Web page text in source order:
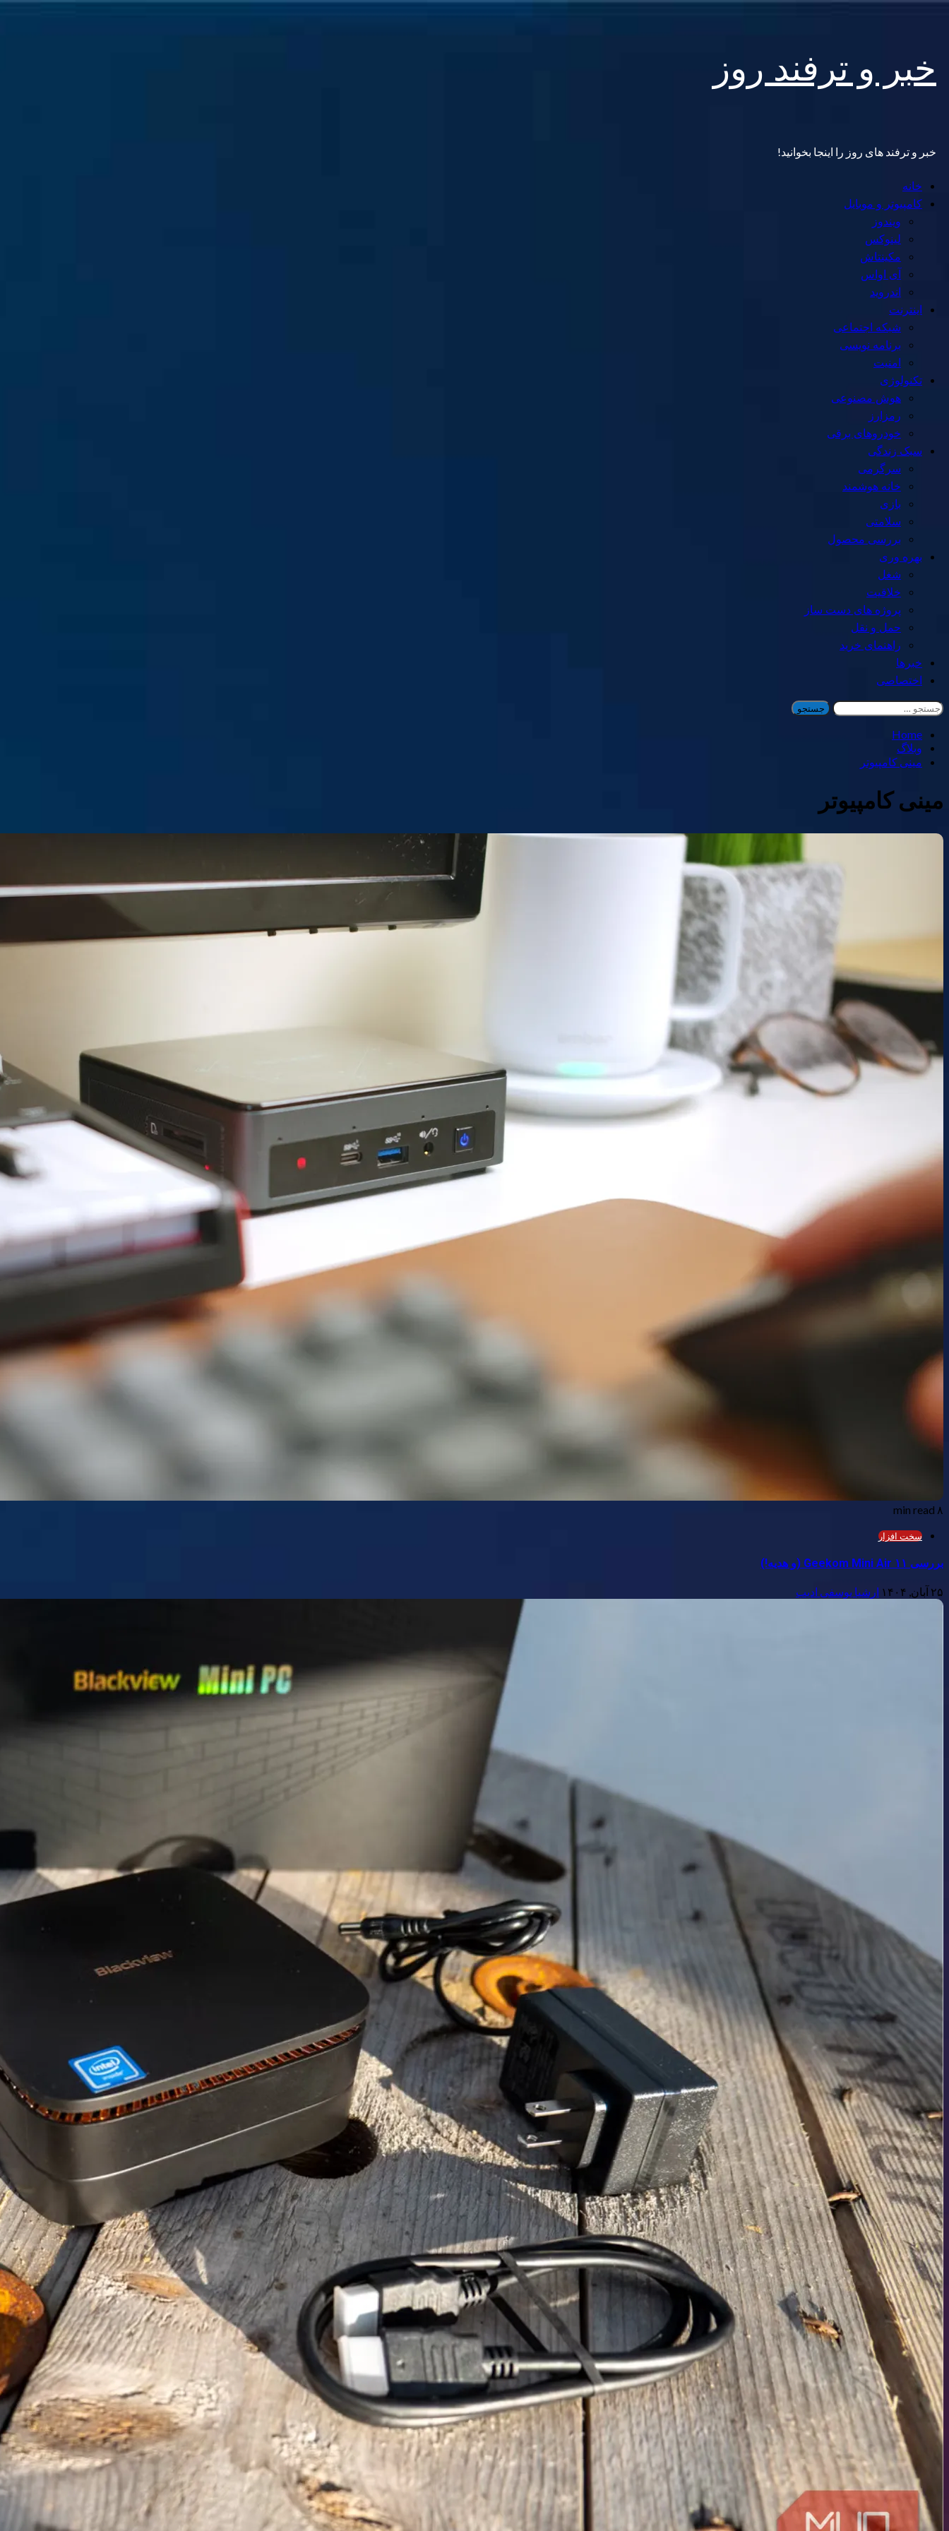
content
خبر و ترفند روز
خبر و ترفند های روز را اینجا بخوانید!
Primary
Menu
خانه
کامپیوتر و موبایل
ویندوز
لینوکس
مکینتاش
آی اواس
اندروید
اینترنت
شبکه اجتماعی
برنامه نویسی
امنیت
تکنولوژی
هوش مصنوعی
رمزارز
خودروهای برقی
سبک زندگی
سرگرمی
خانه هوشمند
بازی
سلامتی
بررسی محصول
بهره وری
شغل
خلاقیت
پروژه های دست ساز
حمل و نقل
راهنمای خرید
خبرها
اختصاصی
جستجو
برای:
Home
وبلاگ
مینی کامپیوتر
مینی کامپیوتر
۸ min read
سخت افزار
بررسی Geekom Mini Air ۱۱ (و هدیه!)
۲۵ آبان, ۱۴۰۴ ارشیا یوسفی ادیب